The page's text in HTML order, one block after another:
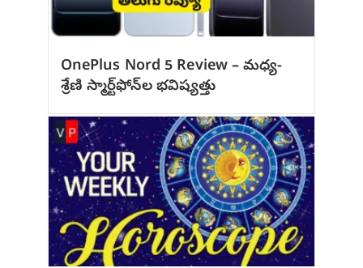
OnePlus Nord 5 Review – మధ్య-
శ్రేణి స్మార్ట్‌ఫోన్‌ల భవిష్యత్తు